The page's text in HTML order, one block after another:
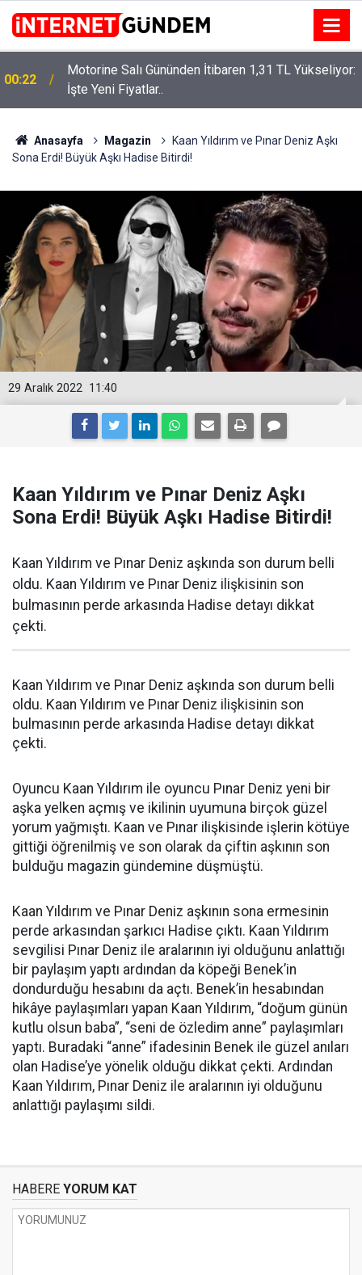
00:22
Motorine Salı Gününden İtibaren 1,31 TL Yükseliyor:
İşte Yeni Fiyatlar..
Anasayfa Magazin
Kaan Yıldırım ve Pınar Deniz Aşkı
Sona Erdi! Büyük Aşkı Hadise Bitirdi!
11:40
29 Aralık 2022
Kaan Yıldırım ve Pınar Deniz Aşkı
Sona Erdi! Büyük Aşkı Hadise Bitirdi!
Kaan Yıldırım ve Pınar Deniz aşkında son durum belli
oldu. Kaan Yıldırım ve Pınar Deniz ilişkisinin son
bulmasının perde arkasında Hadise detayı dikkat
çekti.
Kaan Yıldırım ve Pınar Deniz aşkında son durum belli
oldu. Kaan Yıldırım ve Pınar Deniz ilişkisinin son
bulmasının perde arkasında Hadise detayı dikkat
çekti.
Oyuncu Kaan Yıldırım ile oyuncu Pınar Deniz yeni bir
aşka yelken açmış ve ikilinin uyumuna birçok güzel
yorum yağmıştı. Kaan ve Pınar ilişkisinde işlerin kötüye
gittiği öğrenilmiş ve son olarak da çiftin aşkının son
bulduğu magazin gündemine düşmüştü.
Kaan Yıldırım ve Pınar Deniz aşkının sona ermesinin
perde arkasından şarkıcı Hadise çıktı. Kaan Yıldırım
sevgilisi Pınar Deniz ile aralarının iyi olduğunu anlattığı
bir paylaşım yaptı ardından da köpeği Benek’in
dondurduğu hesabını da açtı. Benek’in hesabından
hikâye paylaşımları yapan Kaan Yıldırım, “doğum günün
kutlu olsun baba”, “seni de özledim anne” paylaşımları
yaptı. Buradaki “anne” ifadesinin Benek ile güzel anıları
olan Hadise’ye yönelik olduğu dikkat çekti. Ardından
Kaan Yıldırım, Pınar Deniz ile aralarının iyi olduğunu
anlattığı paylaşımı sildi.
HABERE YORUM KAT